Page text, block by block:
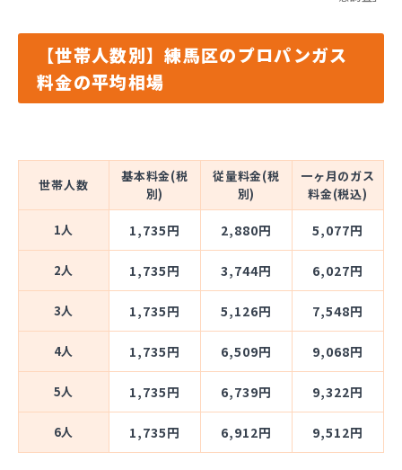
【世帯人数別】練馬区のプロパンガス
料金の平均相場
世帯人数
基本料金(税
別)
従量料金(税
別)
一ヶ月のガス
料金(税込)
1人 1,735円 2,880円 5,077円
2人 1,735円 3,744円 6,027円
3人 1,735円 5,126円 7,548円
4人 1,735円 6,509円 9,068円
5人 1,735円 6,739円 9,322円
6人 1,735円 6,912円 9,512円